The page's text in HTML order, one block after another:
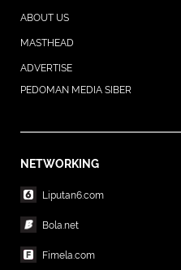
ABOUT US
MASTHEAD
ADVERTISE
PEDOMAN MEDIA SIBER
NETWORKING
Liputan6.com
Bola.net
Fimela.com